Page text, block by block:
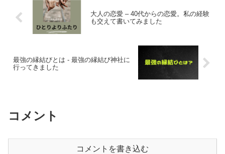
大人の恋愛 – 40代からの恋愛。私の経験
も交えて書いてみました
最強の縁結びとは ‐ 最強の縁結び神社に
行ってきました
コメント
コメントを書き込む